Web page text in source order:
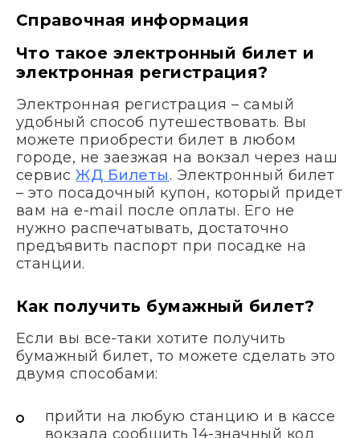
Справочная информация
Что такое электронный билет и
электронная регистрация?
Электронная регистрация – самый
удобный способ путешествовать. Вы
можете приобрести билет в любом
городе, не заезжая на вокзал через наш
сервисЖД Билеты. Электронный билет
– это посадочный купон, который придет
вам на e-mail после оплаты. Его не
нужно распечатывать, достаточно
предъявить паспорт при посадке на
станции.
Как получить бумажный билет?
Если вы все-таки хотите получить
бумажный билет, то можете сделать это
двумя способами:
прийти на любую станцию и в кассе
вокзала сообщить 14-значный код